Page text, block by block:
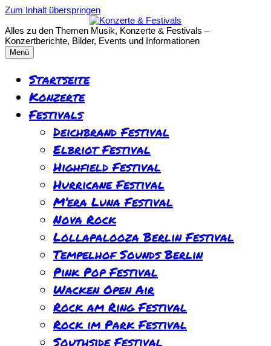
Zum Inhalt überspringen
Alles zu den Themen Musik, Konzerte & Festivals –
Konzertberichte, Bilder, Events und Informationen
Menü
Startseite
Konzerte
Festivals
Deichbrand Festival
Elbriot Festival
Highfield Festival
Hurricane Festival
M’era Luna Festival
Nova Rock
Lollapalooza Berlin Festival
Tempelhof Sounds Berlin
Pink Pop Festival
Wacken Open Air
Rock am Ring Festival
Rock im Park Festival
Southside Festival